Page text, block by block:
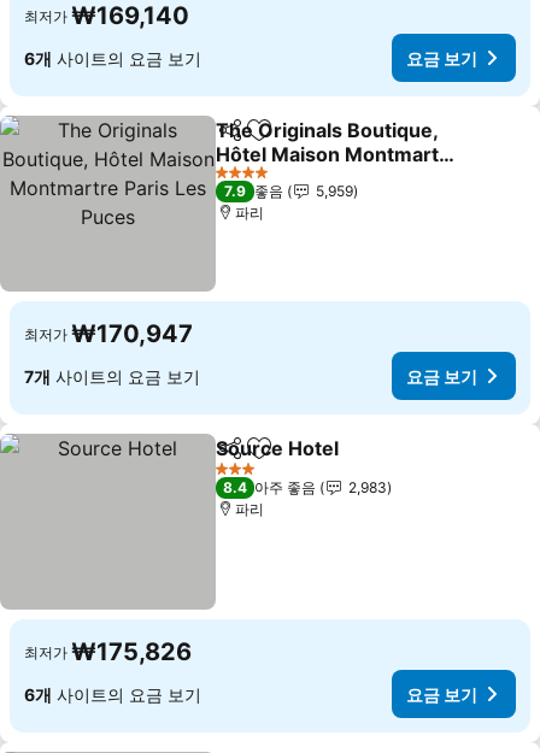
최저가 ₩169,140
6개 사이트의 요금 보기 요금 보기
공유 즐겨찾기에 추가
The Originals Boutique,
Hôtel Maison Montmartre
Paris Les Puces
4 성급
7.9 좋음
5,959
파리
최저가 ₩170,947
7개 사이트의 요금 보기 요금 보기
공유 즐겨찾기에 추가
Source Hotel
3 성급
8.4 아주 좋음
2,983
파리
최저가 ₩175,826
6개 사이트의 요금 보기 요금 보기